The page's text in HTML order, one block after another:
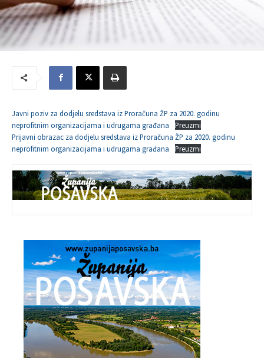
Javni poziv za dodjelu sredstava iz Proračuna ŽP za 2020. godinu
neprofitnim organizacijama i udrugama građana
Preuzmi
Prijavni obrazac za dodjelu sredstava iz Proračuna ŽP za 2020. godinu
neprofitnim organizacijama i udrugama građana
Preuzmi